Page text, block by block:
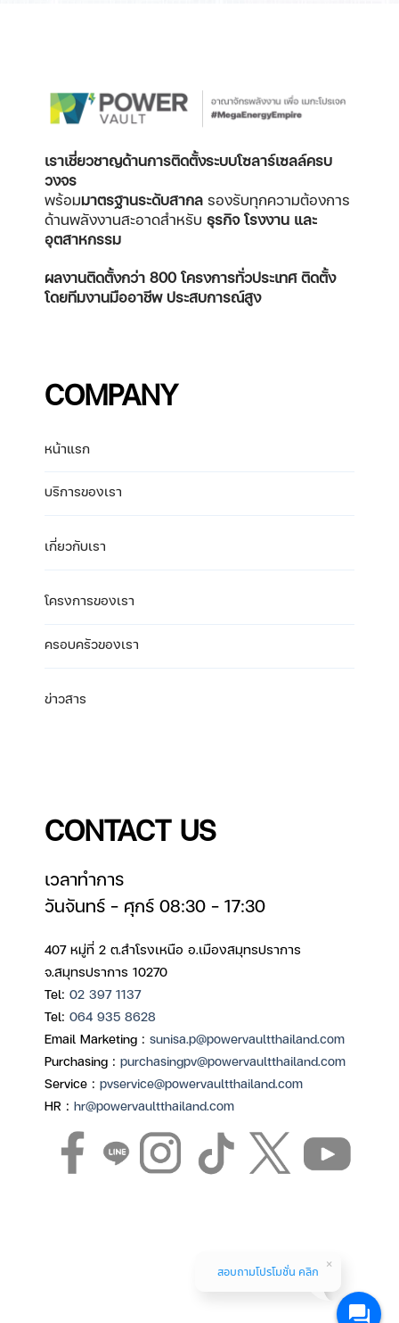
เราเชี่ยวชาญด้านการติดตั้งระบบโซลาร์เซลล์ครบ
วงจร
พร้อมมาตรฐานระดับสากล รองรับทุกความต้องการ
ด้านพลังงานสะอาดสำหรับ ธุรกิจ โรงงาน และ
อุตสาหกรรม
ผลงานติดตั้งกว่า 800 โครงการทั่วประเทศติดตั้ง
โดยทีมงานมืออาชีพ ประสบการณ์สูง
COMPANY
หน้าแรก
บริการของเรา
เกี่ยวกับเรา
โครงการของเรา
ครอบครัวของเรา
ข่าวสาร
CONTACT US
เวลาทำการ
วันจันทร์ – ศุกร์ 08:30 – 17:30
407 หมู่ที่ 2 ต.สำโรงเหนือ อ.เมืองสมุทรปราการ
จ.สมุทรปราการ 10270
Tel: 02 397 1137
Tel: 064 935 8628
Email Marketing : sunisa.p@powervaultthailand.com
Purchasing : purchasingpv@powervaultthailand.com
Service : pvservice@powervaultthailand.com
HR : hr@powervaultthailand.com
สอบถามโปรโมชั่น คลิก